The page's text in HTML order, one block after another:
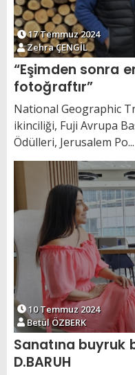
17 Temmuz 2024
Zehra ÇENGİL
“Eşimden sonra
fotoğraftır”
National Geographic
ikinciliği, Fuji Avrupa
Ödülleri, Jerusalem Po...
10 Temmuz 2024
Betül ÖZBERK
Sanatına buyruk
D.BARUH